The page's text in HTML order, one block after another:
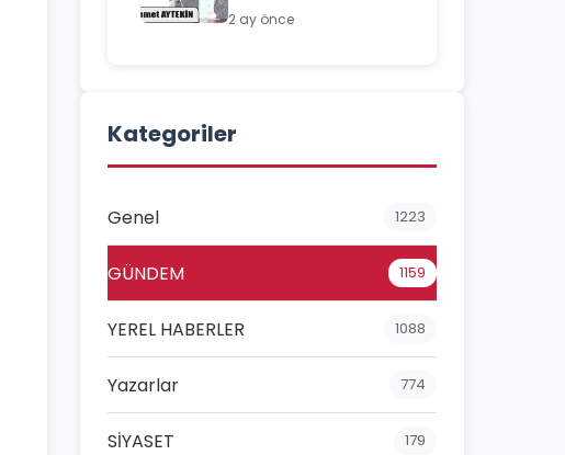
2 ay önce
Kategoriler
Genel 1223
GÜNDEM 1159
YEREL HABERLER 1088
Yazarlar 774
SİYASET 179